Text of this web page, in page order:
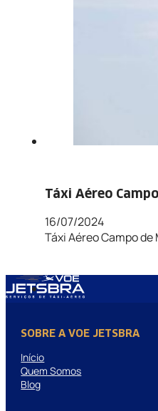
Táxi Aéreo
16/07/2024
Táxi Aéreo Campo
SOBRE A VOE JETSBRA
Início
Quem Somos
Blog